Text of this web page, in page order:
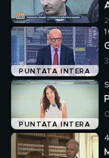
PUNTATA INTERA
PUNTATA INTERA